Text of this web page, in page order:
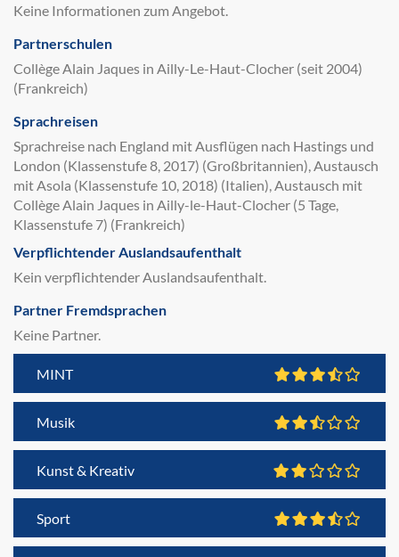
Keine Informationen zum Angebot.
Partnerschulen
Collège Alain Jaques in Ailly-Le-Haut-Clocher (seit 2004)
(Frankreich)
Sprachreisen
Sprachreise nach England mit Ausflügen nach Hastings und
London (Klassenstufe 8, 2017) (Großbritannien), Austausch
mit Asola (Klassenstufe 10, 2018) (Italien), Austausch mit
Collège Alain Jaques in Ailly-le-Haut-Clocher (5 Tage,
Klassenstufe 7) (Frankreich)
Verpflichtender Auslandsaufenthalt
Kein verpflichtender Auslandsaufenthalt.
Partner Fremdsprachen
Keine Partner.
MINT
Musik
Kunst & Kreativ
Sport